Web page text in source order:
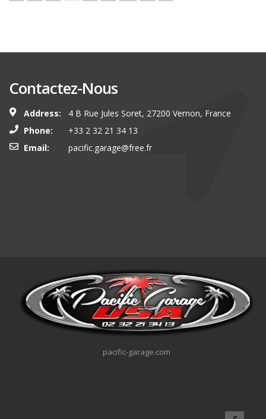
Contactez-Nous
Address:
4 B Rue Jules Soret, 27200 Vernon, France
Phone:
+33 2 32 21 34 13
Email:
pacific.garage@free.fr
pacific-garage.com